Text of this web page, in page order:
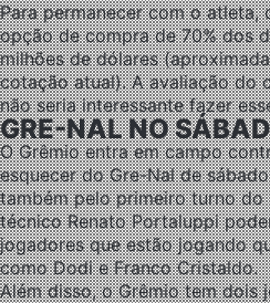
Para permanecer com o atleta,
opção de compra de 70% dos
milhões de dólares
cotação atual). A avaliação do
não seria interessante fazer
GRE-NAL NO
O Grêmio entra em campo
esquecer do Gre-Nal de
também pelo primeiro turno do
técnico Renato Portaluppi
jogadores que estão jogando
como Dodi e Franco Cristaldo.
Além disso, o Grêmio tem dois